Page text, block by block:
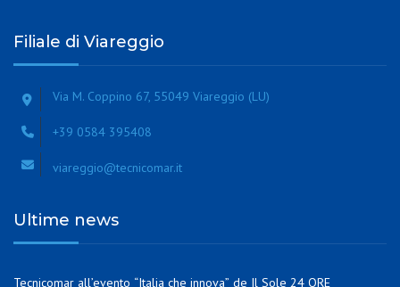
Filiale di Viareggio
Via M. Coppino 67, 55049 Viareggio (LU)
+39 0584 395408
viareggio@tecnicomar.it
Ultime news
Tecnicomar all’evento “Italia che innova” de Il Sole 24 ORE